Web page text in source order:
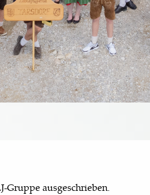
Gruppe ausgeschrieben.